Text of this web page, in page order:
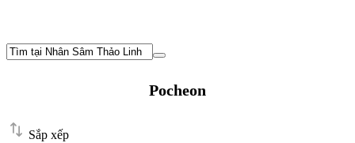
Pocheon
Sắp xếp